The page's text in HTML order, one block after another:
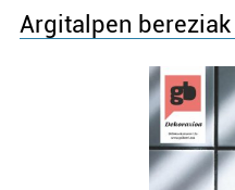
Argitalpen bereziak